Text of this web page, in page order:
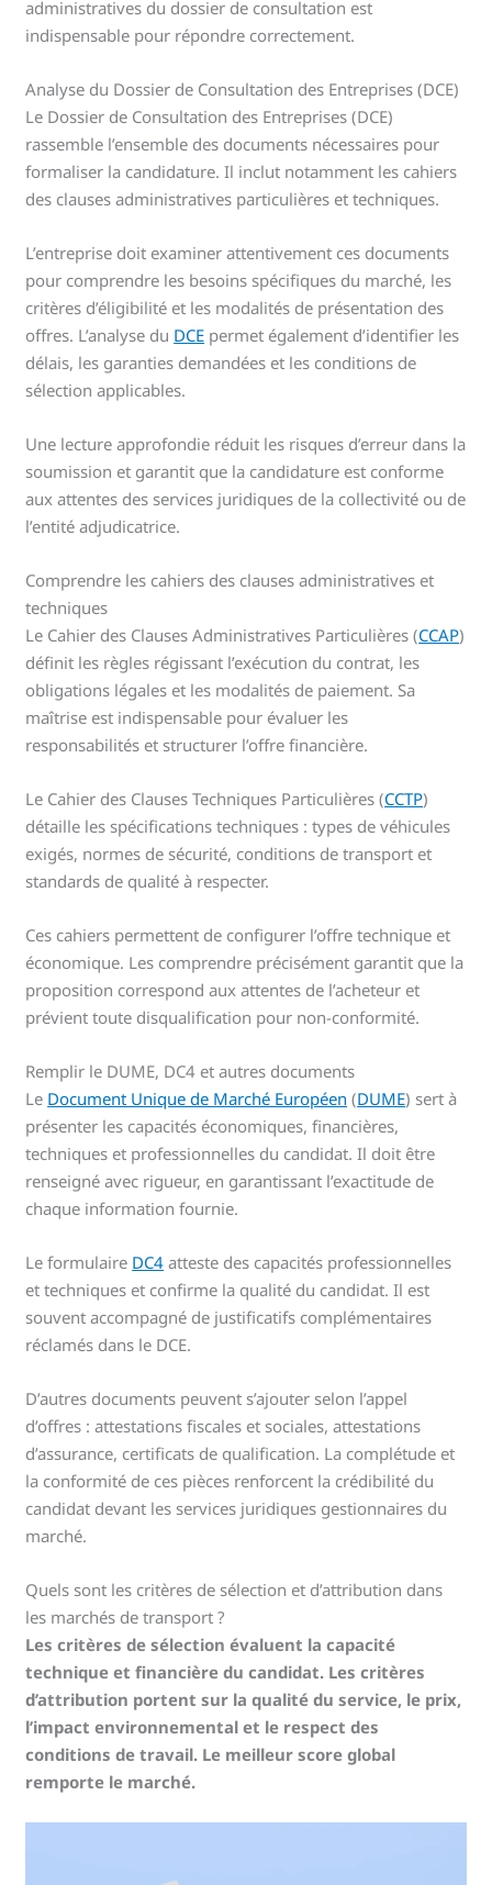
administratives du dossier de consultation est
indispensable pour répondre correctement.
Analyse du Dossier de Consultation des Entreprises (DCE)
Le Dossier de Consultation des Entreprises (DCE)
rassemble l’ensemble des documents nécessaires pour
formaliser la candidature. Il inclut notamment les cahiers
des clauses administratives particulières et techniques.
L’entreprise doit examiner attentivement ces documents
pour comprendre les besoins spécifiques du marché, les
critères d’éligibilité et les modalités de présentation des
offres. L’analyse du DCE permet également d’identifier les
délais, les garanties demandées et les conditions de
sélection applicables.
Une lecture approfondie réduit les risques d’erreur dans la
soumission et garantit que la candidature est conforme
aux attentes des services juridiques de la collectivité ou de
l’entité adjudicatrice.
Comprendre les cahiers des clauses administratives et
techniques
Le Cahier des Clauses Administratives Particulières (CCAP)
définit les règles régissant l’exécution du contrat, les
obligations légales et les modalités de paiement. Sa
maîtrise est indispensable pour évaluer les
responsabilités et structurer l’offre financière.
Le Cahier des Clauses Techniques Particulières (CCTP)
détaille les spécifications techniques : types de véhicules
exigés, normes de sécurité, conditions de transport et
standards de qualité à respecter.
Ces cahiers permettent de configurer l’offre technique et
économique. Les comprendre précisément garantit que la
proposition correspond aux attentes de l’acheteur et
prévient toute disqualification pour non-conformité.
Remplir le DUME, DC4 et autres documents
Le Document Unique de Marché Européen (DUME) sert à
présenter les capacités économiques, financières,
techniques et professionnelles du candidat. Il doit être
renseigné avec rigueur, en garantissant l’exactitude de
chaque information fournie.
Le formulaire DC4 atteste des capacités professionnelles
et techniques et confirme la qualité du candidat. Il est
souvent accompagné de justificatifs complémentaires
réclamés dans le DCE.
D’autres documents peuvent s’ajouter selon l’appel
d’offres : attestations fiscales et sociales, attestations
d’assurance, certificats de qualification. La complétude et
la conformité de ces pièces renforcent la crédibilité du
candidat devant les services juridiques gestionnaires du
marché.
Quels sont les critères de sélection et d’attribution dans
les marchés de transport ?
Les critères de sélection évaluent la capacité
technique et financière du candidat. Les critères
d’attribution portent sur la qualité du service, le prix,
l’impact environnemental et le respect des
conditions de travail. Le meilleur score global
remporte le marché.